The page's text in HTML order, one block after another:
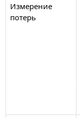
Измерение
потерь